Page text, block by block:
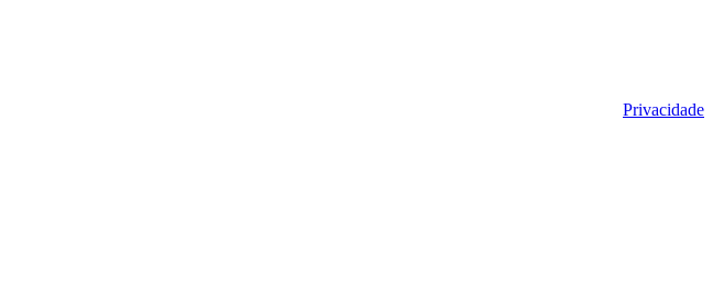
Privacidade